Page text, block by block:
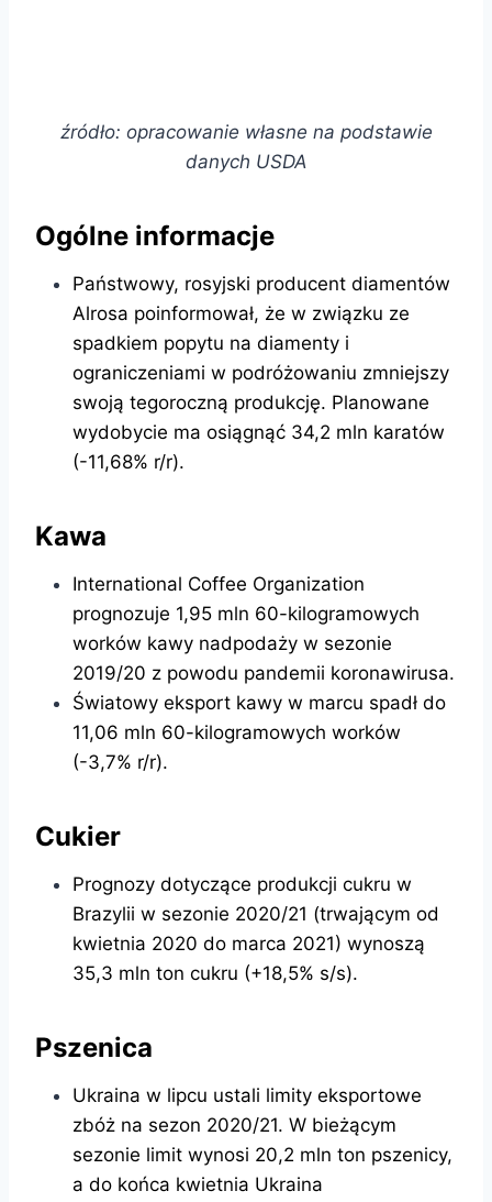
źródło: opracowanie własne na podstawie
danych USDA
Ogólne informacje
Państwowy, rosyjski producent diamentów
Alrosa poinformował, że w związku ze
spadkiem popytu na diamenty i
ograniczeniami w podróżowaniu zmniejszy
swoją tegoroczną produkcję. Planowane
wydobycie ma osiągnąć 34,2 mln karatów
(-11,68% r/r).
Kawa
International Coffee Organization
prognozuje 1,95 mln 60-kilogramowych
worków kawy nadpodaży w sezonie
2019/20 z powodu pandemii koronawirusa.
Światowy eksport kawy w marcu spadł do
11,06 mln 60-kilogramowych worków
(-3,7% r/r).
Cukier
Prognozy dotyczące produkcji cukru w
Brazylii w sezonie 2020/21 (trwającym od
kwietnia 2020 do marca 2021) wynoszą
35,3 mln ton cukru (+18,5% s/s).
Pszenica
Ukraina w lipcu ustali limity eksportowe
zbóż na sezon 2020/21. W bieżącym
sezonie limit wynosi 20,2 mln ton pszenicy,
a do końca kwietnia Ukraina